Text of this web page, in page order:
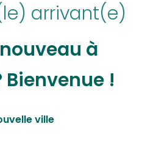
arrivant(e)
à
Bienvenue !
ville